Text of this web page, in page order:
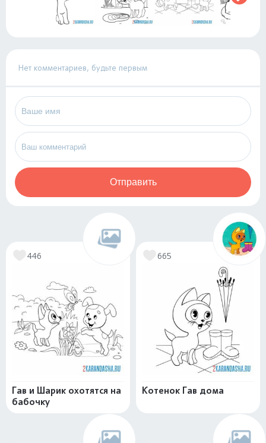
Нет комментариев, будьте первым
Отправить
446
Гав и Шарик охотятся на
бабочку
665
Котенок Гав дома